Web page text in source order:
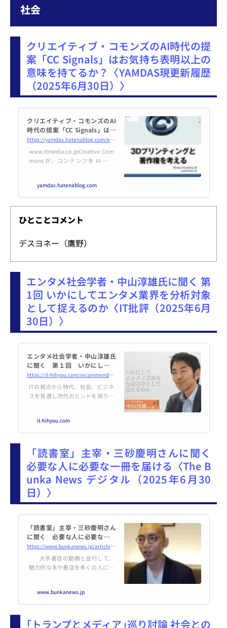
社会
クリエイティブ・コモンズのAI時代の提
案「CC Signals」はお気持ち表明以上の
意味を持てるか？〈YAMDAS現更新履歴
（2025年6月30日）〉
クリエイティブ・コモンズのAI
時代の提案「CC Signals」はお
気持ち表明以上の意味を持てる
か？ - YAMDAS現更新履歴
https://yamdas.hatenablog.com/entry/20250630/cc-signals
www.itmedia.co.jpCreative Com
mons が、コンテンツを AI のト
するフレームワークである CC Sig
nals を発表している。ワタシもひ
と月ほど前に「AI時代の相互主義
とクリエイティブ・コモンズにつ
いて」というエントリを書いてい
による AI 時代への対策というか、
える。なので、狙いは理解できる
yamdas.hatenablog.com
ひとことコメント
デスヨネー（鷹野）
エンタメ社会学者・中山淳雄氏に聞く 第
1回 いかにしてエンタメ業界を分析対象
として捉えるのか〈IT批評（2025年6月
30日）〉
エンタメ社会学者・中山淳雄氏
に聞く 第１回 いかにしてエ
ンタメ業界を分析対象として捉
えるのか
https://it-hihyou.com/recommended/49112/
ITの視点から時代、社会、ビジネ
スを見渡し次代のヒントを探りま
信。新たなイノベーションを誘発
する論考をお届けします。
it-hihyou.com
「読書室」主宰・三砂慶明さんに聞く
必要な人に必要な一冊を届ける〈The B
unka News デジタル（2025年6月30
日）〉
「読書室」主宰・三砂慶明さん
に聞く 必要な人に必要な一冊
を届ける - The Bunka News デ
ジタル
https://www.bunkanews.jp/article/427712/
大手書店の勤務と並行して、
魅力的な本や書店を多くの人に伝
筆・編集を手掛ける三砂さんに、
読書室の活動、編者として…続き
www.bunkanews.jp
｢トランプとメディア｣巡り討論 社会との